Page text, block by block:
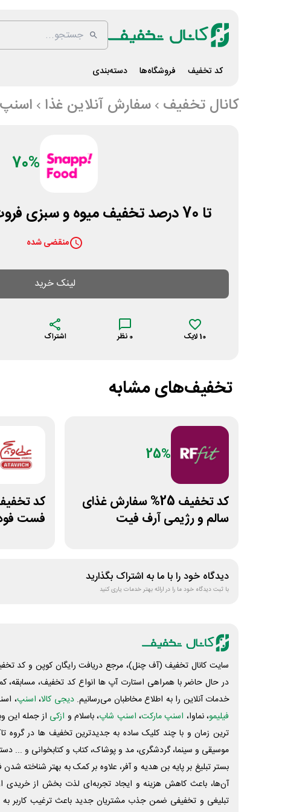
کد تخفیف فروشگاه‌ها دسته‌بندی
کانال تخفیف سفارش آنلاین غذا
70%
تا 70 درصد تخفیف میوه و سبزی فروت پارتی اسنپ فود
منقضی شده
لینک خرید
10 لایک 0 نظر اشتراک
تخفیف‌های مشابه
25%
کد تخفیف 25% سفارش غذای
سالم و رژیمی آرف فیت
فست
دیدگاه خود را با ما به اشتراک بگذارید
با ثبت دیدگاه خود ما را در ارائه بهتر خدمات یاری کنید
سایت کانال تخفیف (آف چنل)، مرجع دریافت رایگان کوپن و کد
در حال حاضر با همراهی استارت آپ ها انواع کد تخفیف، مسابقه،
خدمات آنلاین را به اطلاع مخاطبان می‌رسانیم. دیجی کالا، اسنپ،
فیلیمو، نماوا، اسنپ مارکت، اسنپ شاپ، باسلام و ازکی از جمله این
ترین زمان و با چند کلیک ساده به جدیدترین تخفیف ها در گروه
موسیقی و سینما، گردشگری، مد و پوشاک، کتاب و کتابخوانی و ...
بستر تبلیغ بر پایه بن هدیه و آفر، علاوه بر کمک به بهتر شناخته
آن‌ها، باعث کاهش هزینه و ایجاد تجربه‌ای لذت بخش از
تبلیغی و تخفیفی ضمن جذب مشتریان جدید باعث ترغیب کاربر